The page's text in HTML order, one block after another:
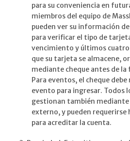
para su conveniencia en
miembros del equipo de
pueden ver su información
para verificar el tipo de
vencimiento y últimos cuatro
que su tarjeta se almacene,
mediante cheque antes de la
Para eventos, el cheque debe
evento para ingresar. Todos
gestionan también mediante
externo, y pueden requerirse
para acreditar la cuenta.